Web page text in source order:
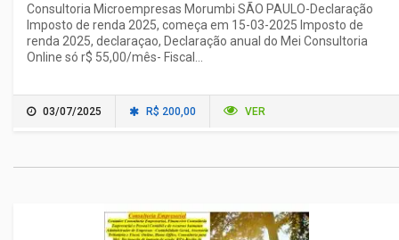
Consultoria Microempresas Morumbi SÃO PAULO-Declaração
Imposto de renda 2025, começa em 15-03-2025 Imposto de
renda 2025, declaraçao, Declaração anual do Mei Consultoria
Online só r$ 55,00/mês- Fiscal...
03/07/2025 R$ 200,00 VER